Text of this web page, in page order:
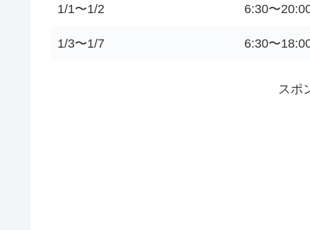
1/1〜1/2 6:30〜
1/3〜1/7 6:30〜
スポ